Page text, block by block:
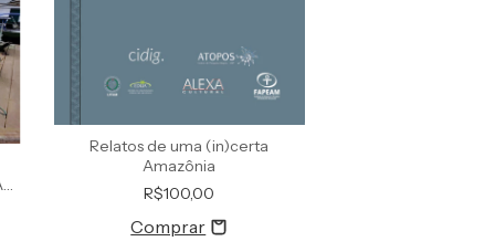
Relatos de uma (in)certa
Amazônia
R$100,00